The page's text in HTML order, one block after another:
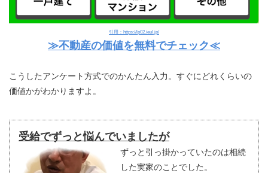
引用：https://lp02.ieul.jp/
≫不動産の価値を無料でチェック≪
こうしたアンケート方式でのかんたん入力。すぐにどれくらいの
価値かがわかりますよ。
受給でずっと悩んでいましたが
ずっと引っ掛かっていたのは相続
した実家のことでした。